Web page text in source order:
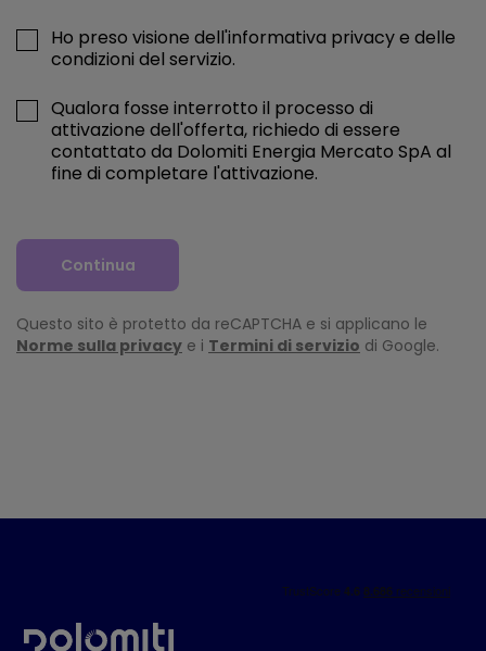
Ho preso visione dell'informativa privacy e delle
condizioni del servizio.
Qualora fosse interrotto il processo di
attivazione dell'offerta, richiedo di essere
contattato da Dolomiti Energia Mercato SpA al
fine di completare l'attivazione.
Continua
Questo sito è protetto da reCAPTCHA e si applicano le
Norme sulla privacy e i Termini di servizio di Google.